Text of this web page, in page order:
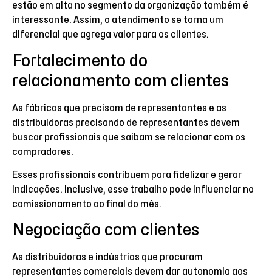
estão em alta no segmento da organização também é
interessante. Assim, o atendimento se torna um
diferencial que agrega valor para os clientes.
Fortalecimento do
relacionamento com clientes
As fábricas que precisam de representantes e as
distribuidoras precisando de representantes devem
buscar profissionais que saibam se relacionar com os
compradores.
Esses profissionais contribuem para fidelizar e gerar
indicações. Inclusive, esse trabalho pode influenciar no
comissionamento ao final do mês.
Negociação com clientes
As distribuidoras e indústrias que procuram
representantes comerciais devem dar autonomia aos